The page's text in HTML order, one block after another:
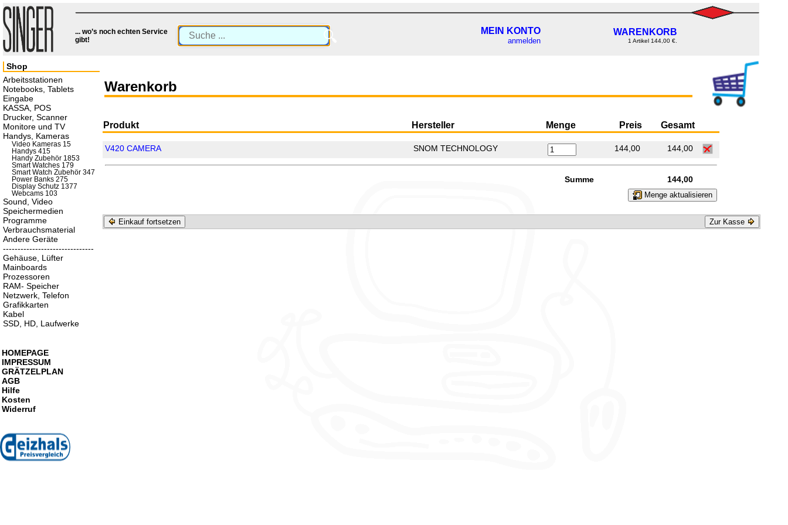
... wo’s noch echten Service
gibt!
🔍 MEIN KONTO
anmelden
WARENKORB
1 Artikel 144,00 €.
Warenkorb
Produkt Hersteller Menge Preis Gesamt
V420 CAMERA SNOM TECHNOLOGY 144,00 144,00
Summe 144,00
Menge aktualisieren
Einkauf fortsetzen Zur Kasse
Shop
Arbeitsstationen
Notebooks, Tablets
Eingabe
KASSA, POS
Drucker, Scanner
Monitore und TV
Handys, Kameras
Video Kameras 15
Handys 415
Handy Zubehör 1853
Smart Watches 179
Smart Watch Zubehör 347
Power Banks 275
Display Schutz 1377
Webcams 103
Sound, Video
Speichermedien
Programme
Verbrauchsmaterial
Andere Geräte
-------------------------------
Gehäuse, Lüfter
Mainboards
Prozessoren
RAM- Speicher
Netzwerk, Telefon
Grafikkarten
Kabel
SSD, HD, Laufwerke
HOMEPAGE
IMPRESSUM
GRÄTZELPLAN
AGB
Hilfe
Kosten
Widerruf